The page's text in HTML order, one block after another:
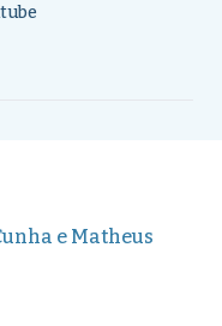
e Matheus